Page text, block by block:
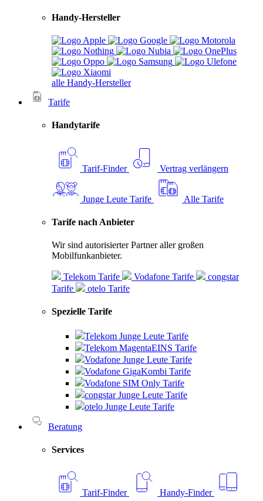
Handy-Hersteller
alle Handy-Hersteller
Tarife
Handytarife
Tarif-Finder Vertrag verlängern
Junge Leute Tarife Alle Tarife
Tarife nach Anbieter
Wir sind autorisierter Partner aller großen
Mobilfunkanbieter.
Telekom Tarife Vodafone Tarife
congstar
Tarife
otelo Tarife
Spezielle Tarife
Telekom Junge Leute Tarife
Telekom MagentaEINS Tarife
Vodafone Junge Leute Tarife
Vodafone GigaKombi Tarife
Vodafone SIM Only Tarife
congstar Junge Leute Tarife
otelo Junge Leute Tarife
Beratung
Services
Tarif-Finder Handy-Finder